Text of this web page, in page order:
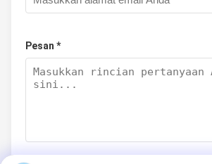
Pesan *